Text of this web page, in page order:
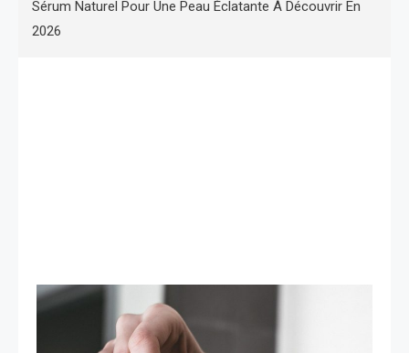
Sérum Naturel Pour Une Peau Éclatante À Découvrir En
2026